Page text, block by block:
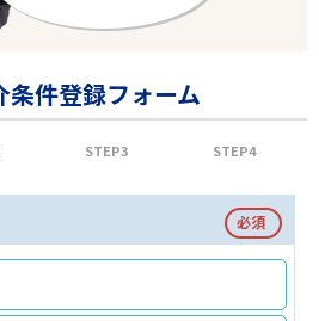
件登録フォーム
STEP3 STEP4
必須